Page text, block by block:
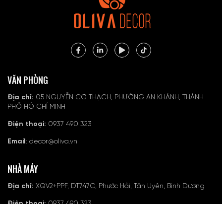
VĂN PHÒNG
Địa chỉ: 05 NGUYỄN CƠ THẠCH, PHƯỜNG AN KHÁNH, THÀNH
PHỐ HỒ CHÍ MINH
Điện thoại: 0937 490 323
Email : decor@oliva.vn
NHÀ MÁY
Địa chỉ: XQV2+PPF, DT747C, Phước Hải, Tân Uyên, Bình Dương